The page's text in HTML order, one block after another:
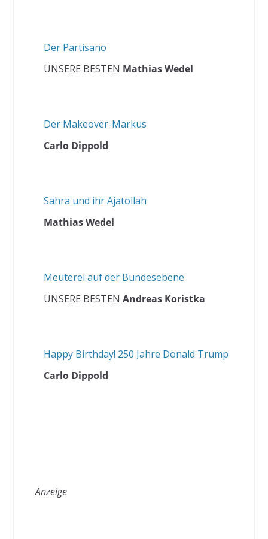
Der Partisano
UNSERE BESTEN Mathias Wedel
Der Makeover-Markus
Carlo Dippold
Sahra und ihr Ajatollah
Mathias Wedel
Meuterei auf der Bundesebene
UNSERE BESTEN Andreas Koristka
Happy Birthday! 250 Jahre Donald Trump
Carlo Dippold
Anzeige